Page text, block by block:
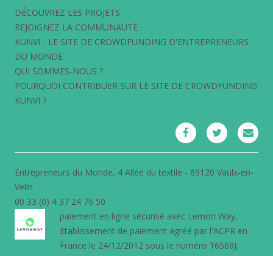
DÉCOUVREZ LES PROJETS
REJOIGNEZ LA COMMUNAUTÉ
KUNVI - LE SITE DE CROWDFUNDING D'ENTREPRENEURS
DU MONDE
QUI SOMMES-NOUS ?
POURQUOI CONTRIBUER SUR LE SITE DE CROWDFUNDING
KUNVI ?
Entrepreneurs du Monde, 4 Allée du textile - 69120 Vaulx-en-
Velin
00 33 (0) 4 37 24 76 50
paiement en ligne sécurisé avec Lemon Way,
Etablissement de paiement agréé par l'ACPR en
France le 24/12/2012 sous le numéro 16568J.